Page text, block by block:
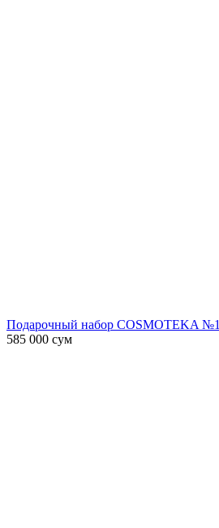
Подарочный набор COSMOTEKA №1
585 000 сум